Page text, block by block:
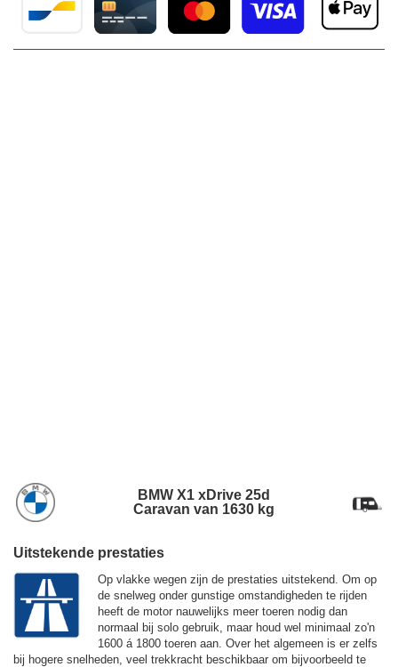
BMW X1 xDrive 25d
Caravan van 1630 kg
Uitstekende prestaties
Op vlakke wegen zijn de prestaties uitstekend. Om op
de snelweg onder gunstige omstandigheden te rijden
heeft de motor nauwelijks meer toeren nodig dan
normaal bij solo gebruik, maar houd wel minimaal zo'n
1600 á 1800 toeren aan. Over het algemeen is er zelfs
bij hogere snelheden, veel trekkracht beschikbaar om bijvoorbeeld te